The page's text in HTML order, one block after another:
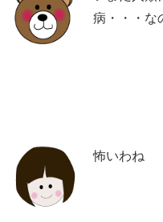
病・・・な
怖いわね